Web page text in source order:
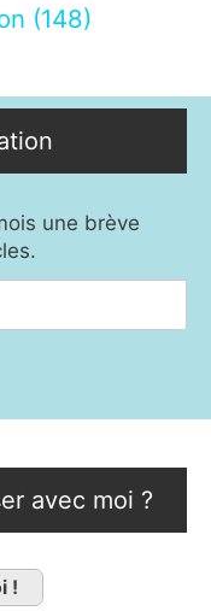
(148)
une brève
avec moi ?
!